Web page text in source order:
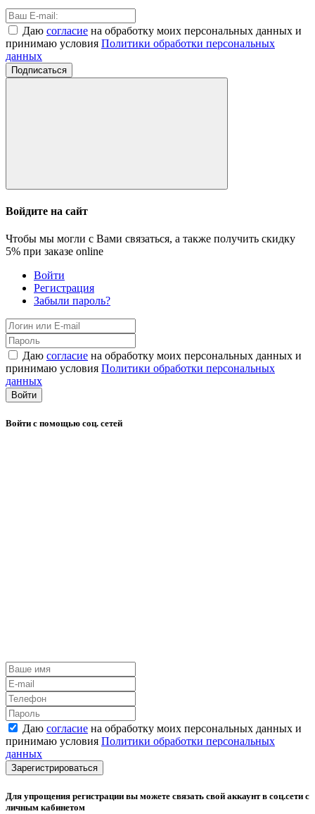
Даю согласие на обработку моих персональных данных и
принимаю условия Политики обработки персональных
данных
Подписаться
Войдите на сайт
Чтобы мы могли с Вами связаться, а также получить скидку
5% при заказе online
Войти
Регистрация
Забыли пароль?
Даю согласие на обработку моих персональных данных и
принимаю условия Политики обработки персональных
данных
Войти
Войти с помощью соц. сетей
Даю согласие на обработку моих персональных данных и
принимаю условия Политики обработки персональных
данных
Зарегистрироваться
Для упрощения регистрации вы можете связать свой аккаунт в соц.сети с
личным кабинетом